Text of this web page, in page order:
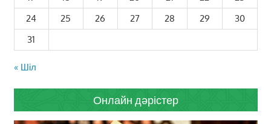
24
25 26 27 28 29
30
31
« Шіл
Онлайн дәрістер